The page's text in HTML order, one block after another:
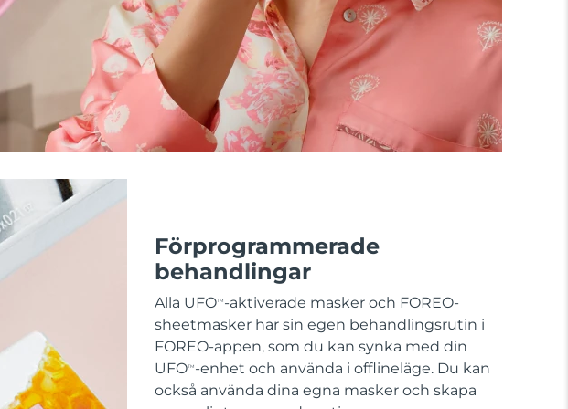
Förprogrammerade
behandlingar
Alla UFOTM -aktiverade masker och FOREO-
sheetmasker har sin egen behandlingsrutin i
FOREO-appen, som du kan synka med din
UFOTM -enhet och använda i offlineläge. Du kan
också använda dina egna masker och skapa